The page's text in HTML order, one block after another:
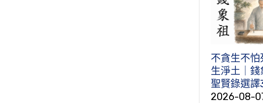
不貪生不
生淨土｜錢
聖賢錄選譯
2026-08-